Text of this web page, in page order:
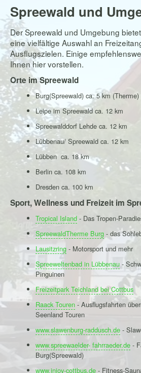
Spreewald und
Der Spreewald und Umgebung
eine vielfältige Auswahl an
Ausflugszielen. Einige
Ihnen hier vorstellen.
Orte im Spreewald
Burg(Spreewald) ca. 5 km (Therme)
Leipe im Spreewald ca. 12 km
Spreewalddorf Lehde ca. 12 km
Lübbenau/ Spreewald ca. 12 km
Lübben ca. 18 km
Berlin ca. 108 km
Dresden ca. 100 km
Sport, Wellness und Freizeit im
Tropical Island - Das Tropen-
SpreewaldTherme Burg - das
Lausitzring - Motorsport und mehr
Spreeweltenbad in Lübbenau -
Pinguinen
Freizeitpark Teichland bei Cottbus
Raack Touren - Ausflugsfahrten
Seenland Touren
www.slawenburg-raddusch.de -
www.spreewaelder- fahrraeder.de -
Burg(Spreewald)
www.injoy-cottbus.de - Fitness-